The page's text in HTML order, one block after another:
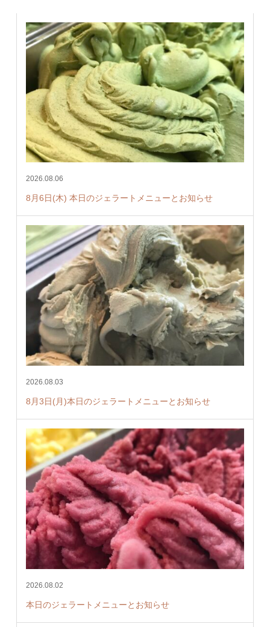
2026.08.06
8月6日(木) 本日のジェラートメニューとお知らせ
2026.08.03
8月3日(月)本日のジェラートメニューとお知らせ
2026.08.02
本日のジェラートメニューとお知らせ